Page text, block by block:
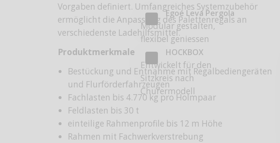
Egoé Leva Pergola
Modular gestalten,
flexibel geniessen
HOCKBOX
Entwickelt für den
Sitzkreis nach
Churermodell
Vorgaben definiert. Umfangreiches Systemzubehör
ermöglicht die Anpassung des Palettenregals an
verschiedenste Ladehilfsmittel.
Produktmerkmale
Bestückung und Entnahme mit Regalbediengeräten
und Flurförderfahrzeugen
Fachlasten bis 4.770 kg pro Holmpaar
Feldlasten bis 30 t
einteilige Rahmenprofile bis 12 m Höhe
Rahmen mit Fachwerkverstrebung